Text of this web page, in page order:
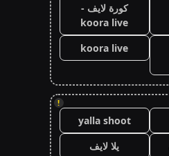
كورة لايف -
koora live
koora live
!
yalla shoot
يلا لايف